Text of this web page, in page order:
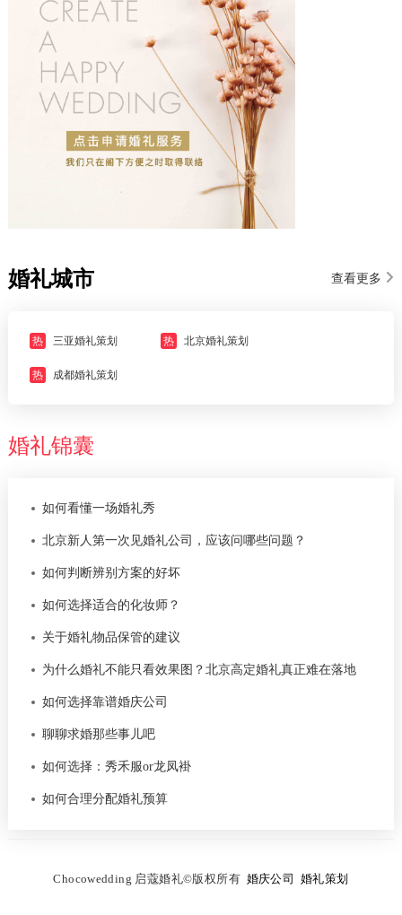
婚礼城市 查看更多
热 三亚婚礼策划 热 北京婚礼策划
热 成都婚礼策划
婚礼锦囊
如何看懂一场婚礼秀
北京新人第一次见婚礼公司，应该问哪些问题？
如何判断辨别方案的好坏
如何选择适合的化妆师？
关于婚礼物品保管的建议
为什么婚礼不能只看效果图？北京高定婚礼真正难在落地
如何选择靠谱婚庆公司
聊聊求婚那些事儿吧
如何选择：秀禾服or龙凤褂
如何合理分配婚礼预算
Chocowedding 启蔻婚礼©版权所有 婚庆公司 婚礼策划